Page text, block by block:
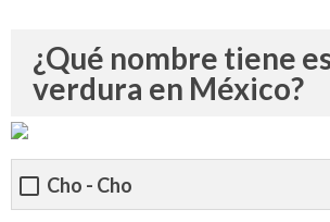
¿Qué nombre tiene
verdura en México?
Cho - Cho